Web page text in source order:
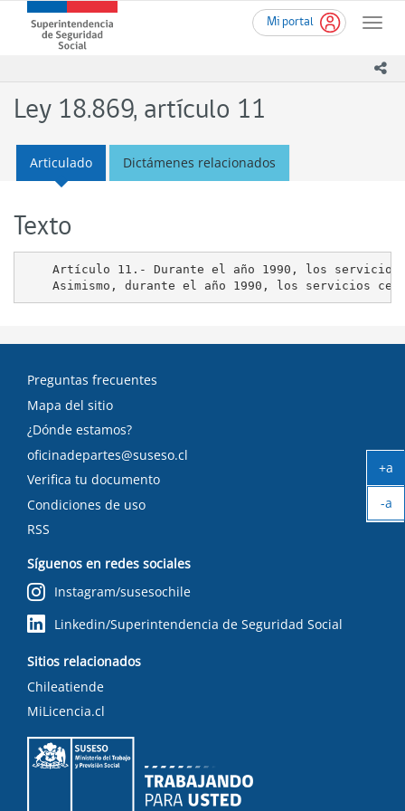
contenido
Mi portal
Toggle
Superintendencia
de
(SUSESO)
-
de
Chile
Ley 18.869, artículo 11
Articulado Dictámenes relacionados
Texto
Artículo 11.- Durante el año 1990, los
Preguntas frecuentes
Mapa del sitio
¿Dónde estamos?
oficinadepartes@suseso.cl
Verifica tu documento
Condiciones de uso
RSS
Síguenos en redes sociales
Instagram/susesochile
Linkedin/Superintendencia de Seguridad Social
Sitios relacionados
Chileatiende
MiLicencia.cl
+a
-a